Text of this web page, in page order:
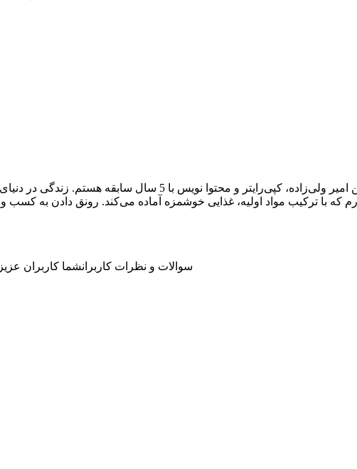
من امیر ولی‌زاده، کپی‌رایتر و محتوا نویس با 5
که با ترکیب مواد اولیه، غذایی خوشمزه آماده می‌کند. رونق دادن به
سوالات و نظرات کاربرانشما کاربران